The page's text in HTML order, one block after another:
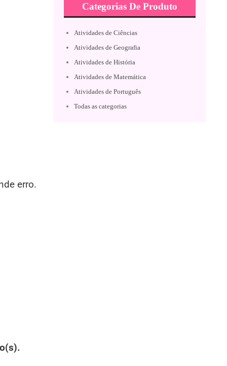
erro.
Categorias De Produto
Atividades de Ciências
Atividades de Geografia
Atividades de História
Atividades de Matemática
Atividades de Português
Todas as categorias